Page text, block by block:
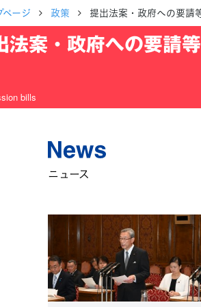
ページ 政策 提出法案・政府への要請
法案・政府への要請等
bills
ニュース